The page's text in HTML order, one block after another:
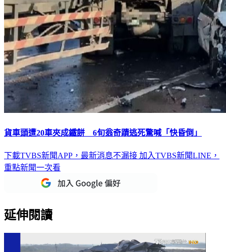
貨車頭遭20車夾成鐵餅 6旬翁奇蹟逃死驚喊「快昏倒」
下載TVBS新聞APP，最新消息不漏接 加入TVBS新聞LINE，
重點新聞一次看
延伸閱讀